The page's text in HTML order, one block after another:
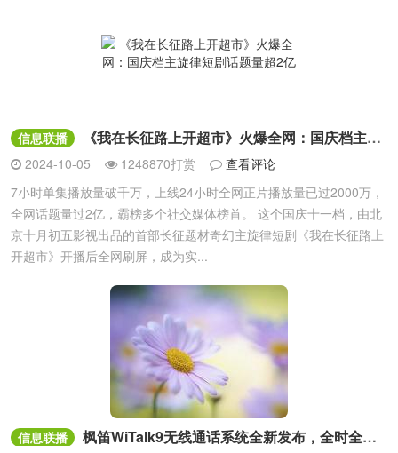
信息联播 《我在长征路上开超市》火爆全网：国庆档主旋律短剧话题量超2亿
2024-10-05 1248870打赏
查看评论
7小时单集播放量破千万，上线24小时全网正片播放量已过2000万，
全网话题量过2亿，霸榜多个社交媒体榜首。 这个国庆十一档，由北
京十月初五影视出品的首部长征题材奇幻主旋律短剧《我在长征路上
开超市》开播后全网刷屏，成为实...
信息联播 枫笛WiTalk9无线通话系统全新发布，全时全域，沟通无界